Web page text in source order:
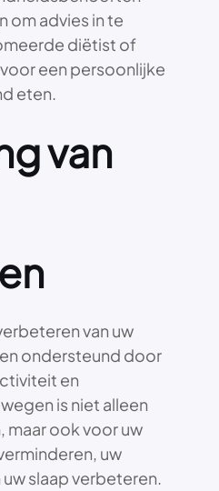
om advies in te
diëtist of
een persoonlijke
eten.
van
van uw
ondersteund door
en
is niet alleen
maar ook voor uw
uw
slaap verbeteren.